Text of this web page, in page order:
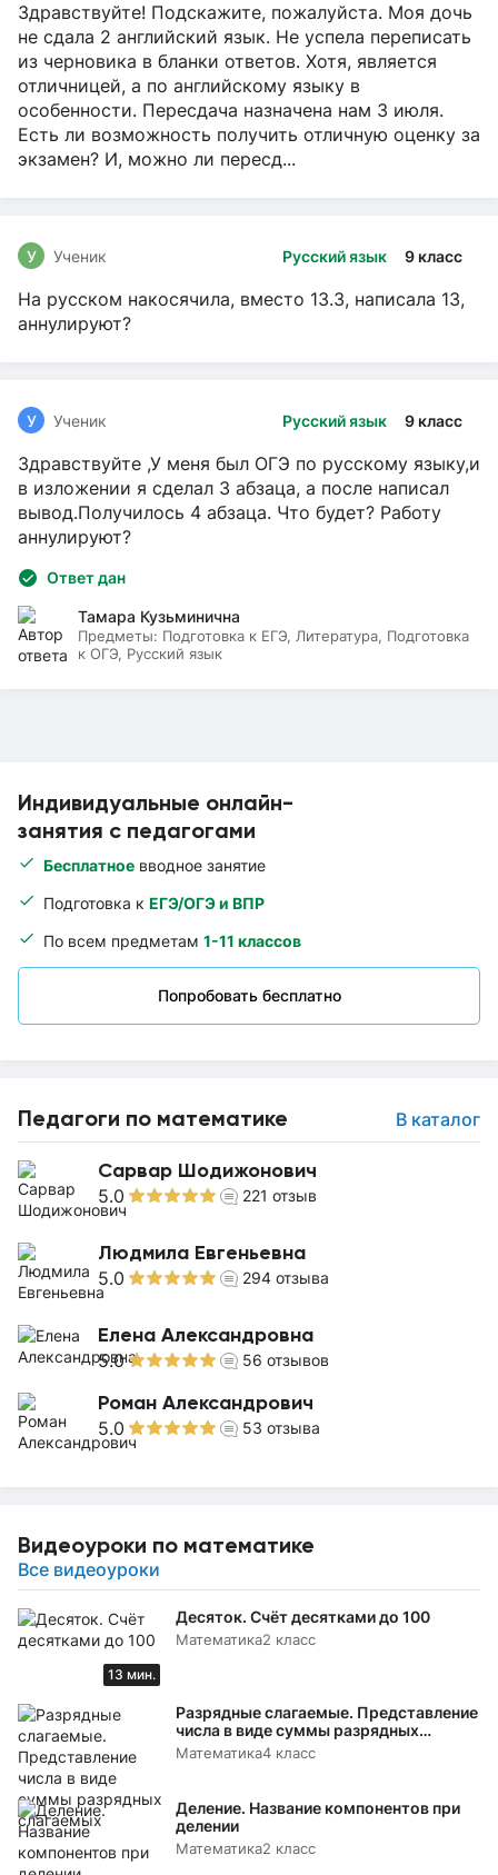
Индивидуальные онлайн-
занятия с педагогами
Бесплатное вводное занятие
Подготовка к ЕГЭ/ОГЭ и ВПР
По всем предметам 1-11 классов
Попробовать бесплатно
Педагоги по математике В каталог
Сарвар Шодижонович
5.0 221 отзыв
Людмила Евгеньевна
5.0 294 отзыва
Елена Александровна
5.0 56 отзывов
Роман Александрович
5.0 53 отзыва
Видеоуроки по математике
Все видеоуроки
13 мин.
Десяток. Счёт десятками до 100
Математика2 класс
Разрядные слагаемые. Представление
числа в виде суммы разрядных
слагаемых
Математика4 класс
Деление. Название компонентов при
делении
Математика2 класс
Здравствуйте! Подскажите, пожалуйста. Моя дочь
не сдала 2 английский язык. Не успела переписать
из черновика в бланки ответов. Хотя, является
отличницей, а по английскому языку в
особенности. Пересдача назначена нам 3 июля.
Есть ли возможность получить отличную оценку за
экзамен? И, можно ли пересд...
Русский язык 9 класс
У Ученик
На русском накосячила, вместо 13.3, написала 13,
аннулируют?
Русский язык 9 класс
У Ученик
Здравствуйте ,У меня был ОГЭ по русскому языку,и
в изложении я сделал 3 абзаца, а после написал
вывод.Получилось 4 абзаца. Что будет? Работу
аннулируют?
Ответ дан
Тамара Кузьминична
Предметы: Подготовка к ЕГЭ, Литература, Подготовка
к ОГЭ, Русский язык